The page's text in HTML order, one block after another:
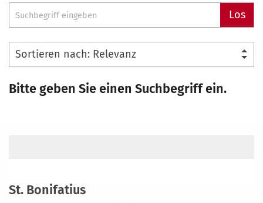
Suche Los
Bitte geben Sie einen Suchbegriff ein.
St. Bonifatius